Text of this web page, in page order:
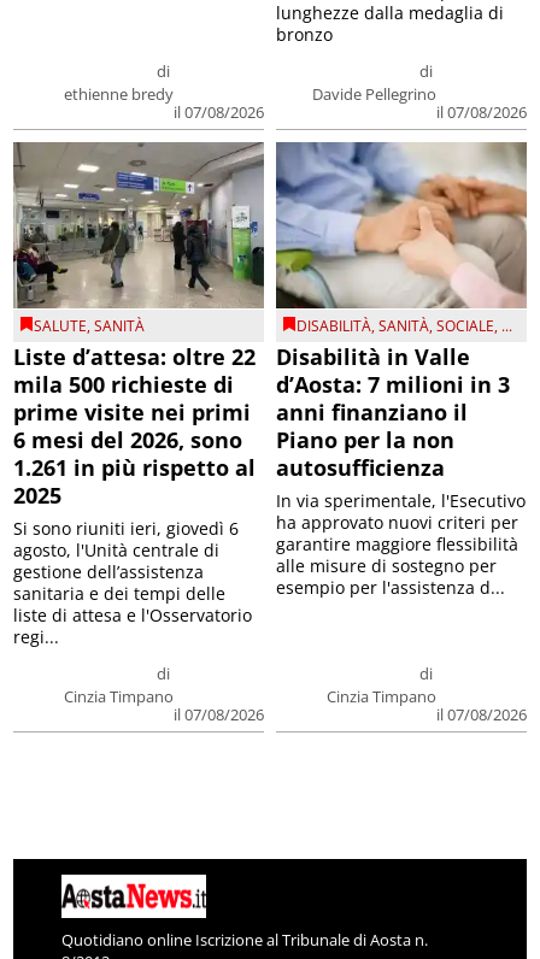
di
ethienne bredy
il 07/08/2026
di
Davide Pellegrino
il 07/08/2026
lunghezze dalla medaglia di
bronzo
SALUTE,SANITÀ
Liste d’attesa: oltre 22
mila 500 richieste di
prime visite nei primi
6 mesi del 2026, sono
1.261 in più rispetto al
2025
di
Cinzia Timpano
il 07/08/2026
Si sono riuniti ieri, giovedì 6
agosto, l'Unità centrale di
gestione dell’assistenza
sanitaria e dei tempi delle
liste di attesa e l'Osservatorio
regi...
DISABILITÀ,SANITÀ,SOCIALE, ...
Disabilità in Valle
d’Aosta: 7 milioni in 3
anni finanziano il
Piano per la non
autosufficienza
di
Cinzia Timpano
il 07/08/2026
In via sperimentale, l'Esecutivo
ha approvato nuovi criteri per
garantire maggiore flessibilità
alle misure di sostegno per
esempio per l'assistenza d...
Quotidiano online Iscrizione al Tribunale di Aosta n.